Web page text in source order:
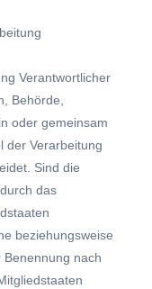
Verantwortlicher
Behörde,
oder gemeinsam
der Verarbeitung
Sind die
das
beziehungsweise
nach